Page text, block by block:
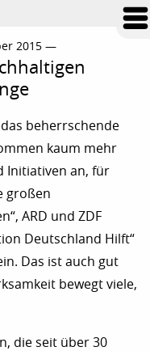
2015 —
beherrschende
kaum mehr
Initiativen an, für
großen
ARD und ZDF
Deutschland Hilft“
Das ist auch gut
bewegt viele,
die seit über 30